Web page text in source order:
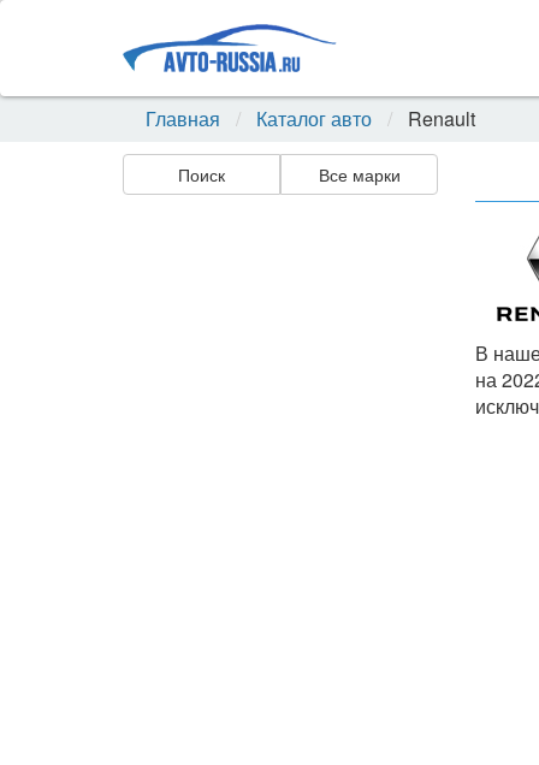
Главная Каталог авто Renault
Поиск Все марки
В
на